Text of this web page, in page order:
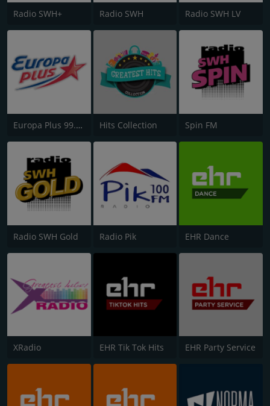
Radio SWH+ Radio SWH Radio SWH LV
Europa Plus 99.5 FM Hits Collection Spin FM
Radio SWH Gold Radio Pik EHR Dance
XRadio EHR Tik Tok Hits EHR Party Service